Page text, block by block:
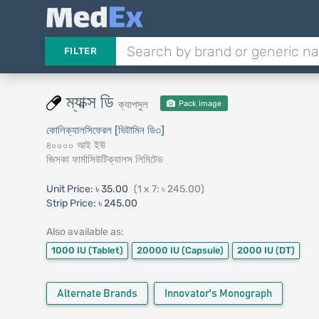
FILTER
ম্যাক্স ডিক্যাপসুল Pack Image
কোলিক্যালসিফেরল [ভিটামিন ডি৩]
৪০০০০ আই ইউ
জিসকা ফার্মাসিউটিক্যালস লিমিটেড
Unit Price: ৳ 35.00 (1 x 7: ৳ 245.00)
Strip Price: ৳ 245.00
Also available as:
1000 IU (Tablet) 20000 IU (Capsule) 2000 IU (DT)
Alternate Brands Innovator's Monograph